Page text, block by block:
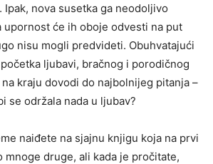
nova susetka ga neodoljivo
upornost će ih oboje odvesti na put
nisu mogli predvideti. Obuhvatajući
ljubavi, bračnog i porodičnog
kraju dovodi do najbolnijeg pitanja –
se održala nada u ljubav?
naiđete na sjajnu knjigu koja na prvi
mnoge druge, ali kada je pročitate,